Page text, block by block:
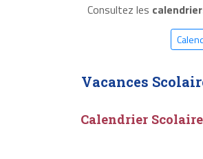
Consultez les
Vacances
Calendrier